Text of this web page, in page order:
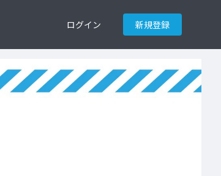
ログイン 新規登録